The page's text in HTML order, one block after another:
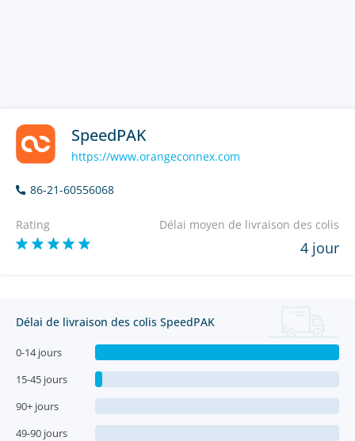
SpeedPAK
https://www.orangeconnex.com
86-21-60556068
Rating Délai moyen de livraison des colis
4 jour
Délai de livraison des colis SpeedPAK
0-14 jours
15-45 jours
90+ jours
49-90 jours